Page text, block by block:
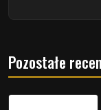
Pozostałe